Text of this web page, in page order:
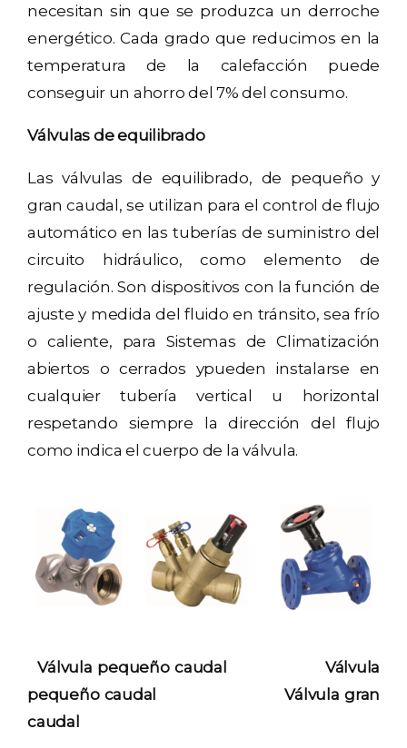
necesitan sin que se produzca un derroche
energético. Cada grado que reducimos en la
temperatura de la calefacción puede
conseguir un ahorro del 7% del consumo.
Válvulas de equilibrado
Las válvulas de equilibrado, de pequeño y
gran caudal, se utilizan para el control de flujo
automático en las tuberías de suministro del
circuito hidráulico, como elemento de
regulación. Son dispositivos con la función de
ajuste y medida del fluido en tránsito, sea frío
o caliente, para Sistemas de Climatización
abiertos o cerrados ypueden instalarse en
cualquier tubería vertical u horizontal
respetando siempre la dirección del flujo
como indica el cuerpo de la válvula.
Válvula pequeño caudal Válvula
pequeño caudal Válvula gran
caudal